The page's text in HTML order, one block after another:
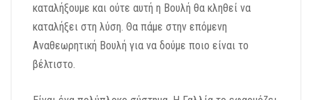
καταλήξουμε και ούτε αυτή η Βουλή θα κληθεί να
καταλήξει στη λύση. Θα πάμε στην επόμενη
Αναθεωρητική Βουλή για να δούμε ποιο είναι το
βέλτιστο.